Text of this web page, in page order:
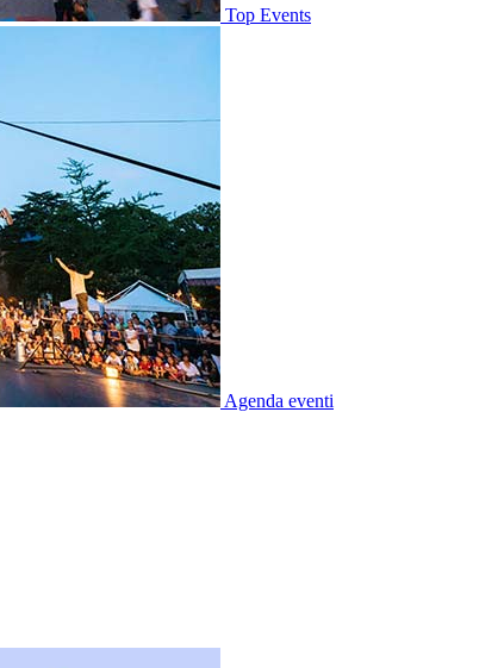
Top Events
Agenda eventi